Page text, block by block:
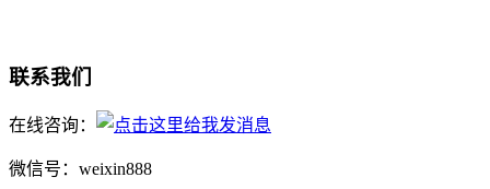
联系我们
在线咨询：
微信号：weixin888